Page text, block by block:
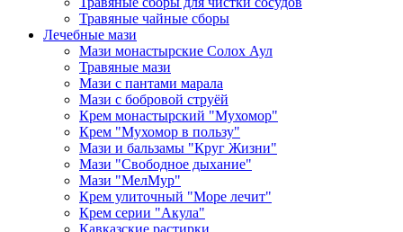
Травяные чайные сборы
Лечебные мази
Мази монастырские Солох Аул
Травяные мази
Мази с пантами марала
Мази с бобровой струёй
Крем монастырский "Мухомор"
Крем "Мухомор в пользу"
Мази и бальзамы "Круг Жизни"
Мази "Свободное дыхание"
Мази "МелМур"
Крем улиточный "Море лечит"
Крем серии "Акула"
Кавказские растирки